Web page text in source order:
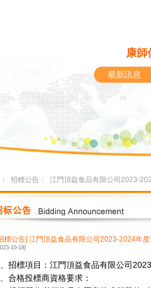
康師
最新訊息
〉 招標公告 〉 江門頂益食品有限公司2023-
標公告] 江門頂益食品有限公司2023-2024年
10-18]
招標項目：江門頂益食品有限公司
合格投標商資格要求：